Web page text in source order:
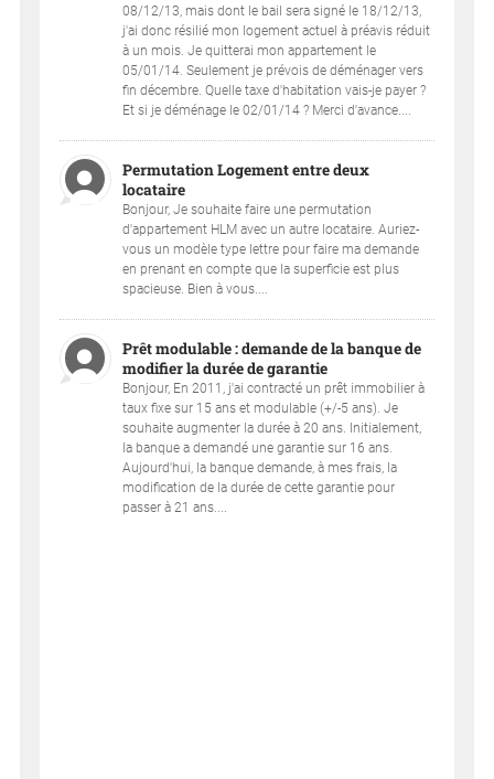
08/12/13, mais dont le bail sera signé le 18/12/13,
j'ai donc résilié mon logement actuel à préavis réduit
à un mois. Je quitterai mon appartement le
05/01/14. Seulement je prévois de déménager vers
fin décembre. Quelle taxe d'habitation vais-je payer ?
Et si je déménage le 02/01/14 ? Merci d'avance....
Permutation Logement entre deux
locataire
Bonjour, Je souhaite faire une permutation
d'appartement HLM avec un autre locataire. Auriez-
vous un modèle type lettre pour faire ma demande
en prenant en compte que la superficie est plus
spacieuse. Bien à vous....
Prêt modulable : demande de la banque de
modifier la durée de garantie
Bonjour, En 2011, j'ai contracté un prêt immobilier à
taux fixe sur 15 ans et modulable (+/-5 ans). Je
souhaite augmenter la durée à 20 ans. Initialement,
la banque a demandé une garantie sur 16 ans.
Aujourd'hui, la banque demande, à mes frais, la
modification de la durée de cette garantie pour
passer à 21 ans....